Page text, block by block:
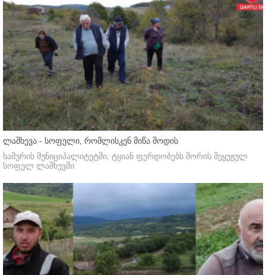
ლაშხევა - სოფელი, რომლისკენ მიწა მოდის
ხაშურის მუნიციპალიტეტში, ტყიან ფერდობებს შორის შეყუჟულ
სოფელ ლაშხევში